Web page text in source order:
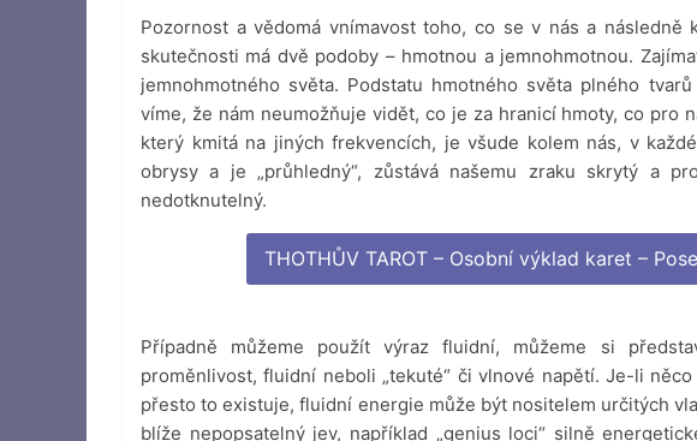
Pozornost a vědomá vnímavost toho, co se v nás a následně
skutečnosti má dvě podoby – hmotnou a jemnohmotnou.
jemnohmotného světa. Podstatu hmotného světa plného
víme, že nám neumožňuje vidět, co je za hranicí hmoty, co pro
který kmitá na jiných frekvencích, je všude kolem nás, v
obrysy a je „průhledný“, zůstává našemu zraku skrytý a
nedotknutelný.
THOTHŮV TAROT – Osobní výklad karet –
Případně můžeme použít výraz fluidní, můžeme si
proměnlivost, fluidní neboli „tekuté“ či vlnové napětí. Je-li
přesto to existuje, fluidní energie může být nositelem určitých
blíže nepopsatelný jev, například „genius loci“ silně